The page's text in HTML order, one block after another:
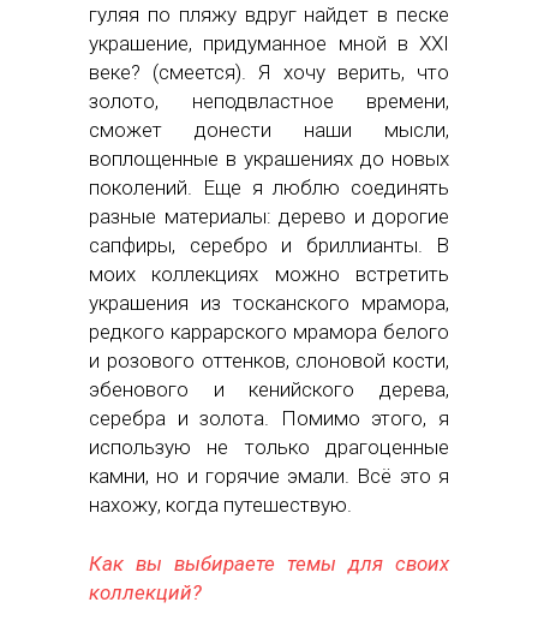
гуляя по пляжу вдруг найдет в песке
украшение, придуманное мной в ХХI
веке? (смеется). Я хочу верить, что
золото, неподвластное времени,
сможет донести наши мысли,
воплощенные в украшениях до новых
поколений. Еще я люблю соединять
разные материалы: дерево и дорогие
сапфиры, серебро и бриллианты. В
моих коллекциях можно встретить
украшения из тосканского мрамора,
редкого каррарского мрамора белого
и розового оттенков, слоновой кости,
эбенового и кенийского дерева,
серебра и золота. Помимо этого, я
использую не только драгоценные
камни, но и горячие эмали. Всё это я
нахожу, когда путешествую.
Как вы выбираете темы для своих
коллекций?